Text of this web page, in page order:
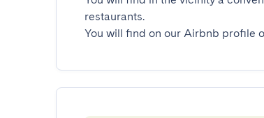
restaurants.
You will find on our Airbnb profile